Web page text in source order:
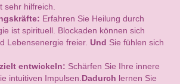
sehr hilfreich.
Erfahren Sie Heilung durch
ist spirituell. Blockaden können sich
Lebensenergie freier. Und Sie fühlen sich
entwickeln: Schärfen Sie Ihre innere
intuitiven Impulsen. Dadurch lernen Sie